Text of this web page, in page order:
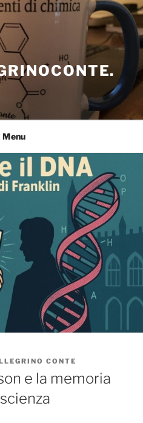
Menu
CONTE
e la memoria